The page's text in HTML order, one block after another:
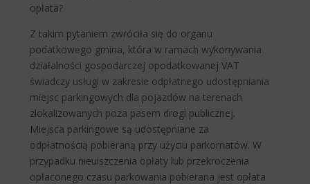
opłata?
Z takim pytaniem zwróciła się do organu
podatkowego gmina, która w ramach wykonywania
działalności gospodarczej opodatkowanej VAT
świadczy usługi w zakresie odpłatnego udostępniania
miejsc parkingowych dla pojazdów na terenach
zlokalizowanych poza pasem drogi publicznej.
Miejsca parkingowe są udostępniane za
odpłatnością pobieraną przy użyciu parkomatów. W
przypadku nieuiszczenia opłaty lub przekroczenia
opłaconego czasu parkowania pobierana jest opłata